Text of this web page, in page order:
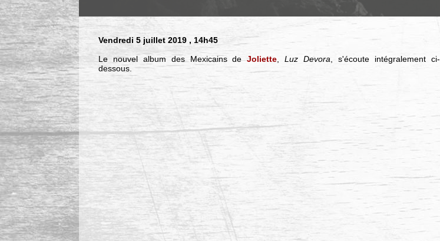
Vendredi 5 juillet 2019 , 14h45
Le nouvel album des Mexicains deJoliette,Luz Devora, s'écoute intégralement ci-
dessous.